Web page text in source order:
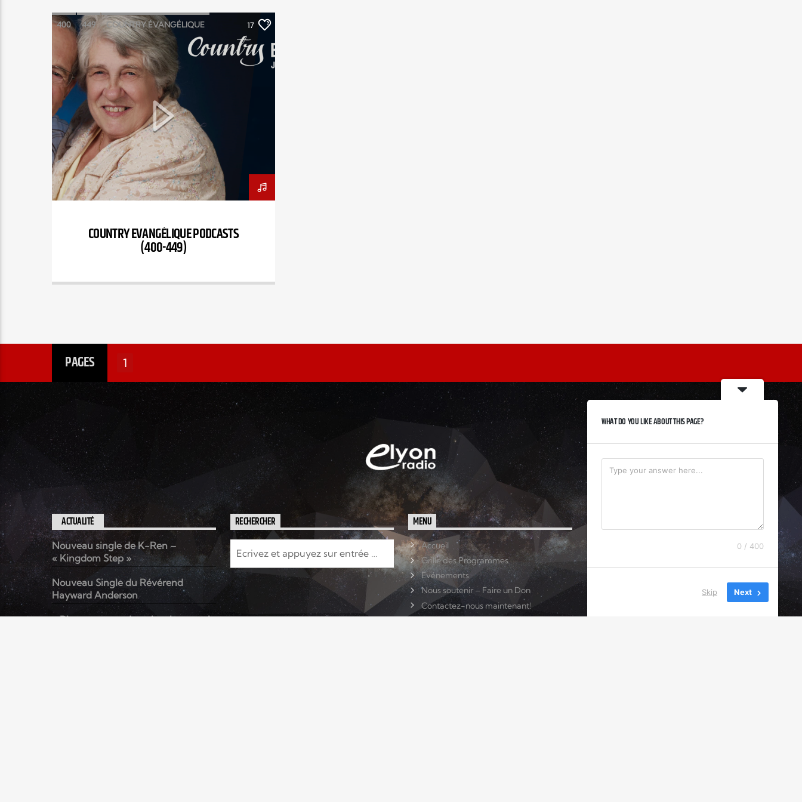
400 449 COUNTRY ÉVANGÉLIQUE
ÉMISSION JACQUES BOULIANNE
PODCASTS
17
COUNTRY EVANGÉLIQUE PODCASTS
(400-449)
PAGES 1
ACTUALITÉ
Nouveau single de K-Ren –
« Kingdom Step »
Nouveau Single du Révérend
Hayward Anderson
« Rien que pour demain » le nouvel
RECHERCHER MENU
Accueil
Grille des Programmes
Événements
Nous soutenir – Faire un Don
Contactez-nous maintenant!
WHAT DO YOU LIKE ABOUT THIS PAGE?
0 / 400
Skip Next